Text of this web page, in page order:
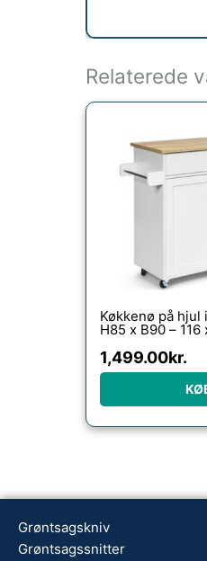
Relaterede
Køkkenø på
H85 x B90 – 116
1,499.00kr.
Grøntsagskniv
Grøntsagssnitter